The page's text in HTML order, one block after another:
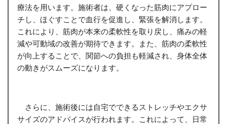
療法を用います。施術者は、硬くなった筋肉にアプロー
チし、ほぐすことで血行を促進し、緊張を解消します。
これにより、筋肉が本来の柔軟性を取り戻し、痛みの軽
減や可動域の改善が期待できます。また、筋肉の柔軟性
が向上することで、関節への負担も軽減され、身体全体
の動きがスムーズになります。
さらに、施術後には自宅でできるストレッチやエクサ
サイズのアドバイスが行われます。これによって、日常